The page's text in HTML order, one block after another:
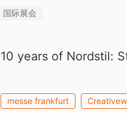
国际展会
10 years of Nordstil:
messe frankfurt